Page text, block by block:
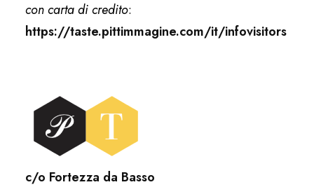
con carta di credito:
https://taste.pittimmagine.com/it/infovisitors
c/o Fortezza da Basso